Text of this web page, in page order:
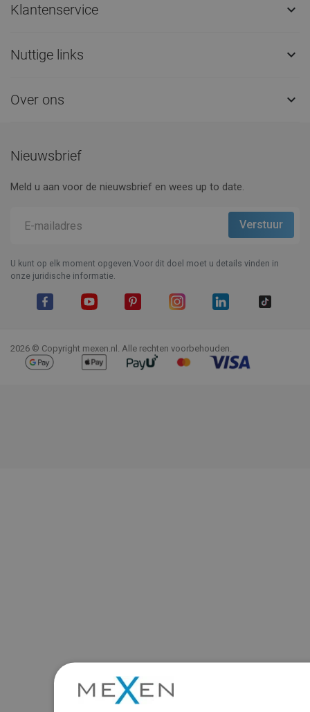
Klantenservice 
Nuttige links 
Over ons 
Nieuwsbrief
Meld u aan voor de nieuwsbrief en wees up to date.
U kunt op elk moment opgeven.Voor dit doel moet u details vinden in
onze juridische informatie.
2026 © Copyright mexen.nl. Alle rechten voorbehouden.